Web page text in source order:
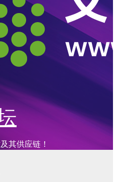
其供应链！